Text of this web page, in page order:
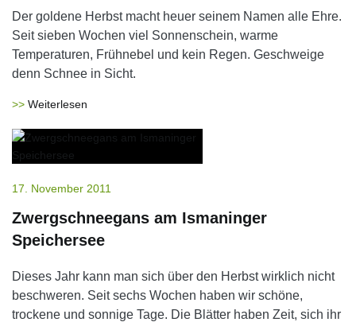
Der goldene Herbst macht heuer seinem Namen alle Ehre.
Seit sieben Wochen viel Sonnenschein, warme
Temperaturen, Frühnebel und kein Regen. Geschweige
denn Schnee in Sicht.
Weiterlesen
17. November 2011
Zwergschneegans am Ismaninger
Speichersee
Dieses Jahr kann man sich über den Herbst wirklich nicht
beschweren. Seit sechs Wochen haben wir schöne,
trockene und sonnige Tage. Die Blätter haben Zeit, sich ihr